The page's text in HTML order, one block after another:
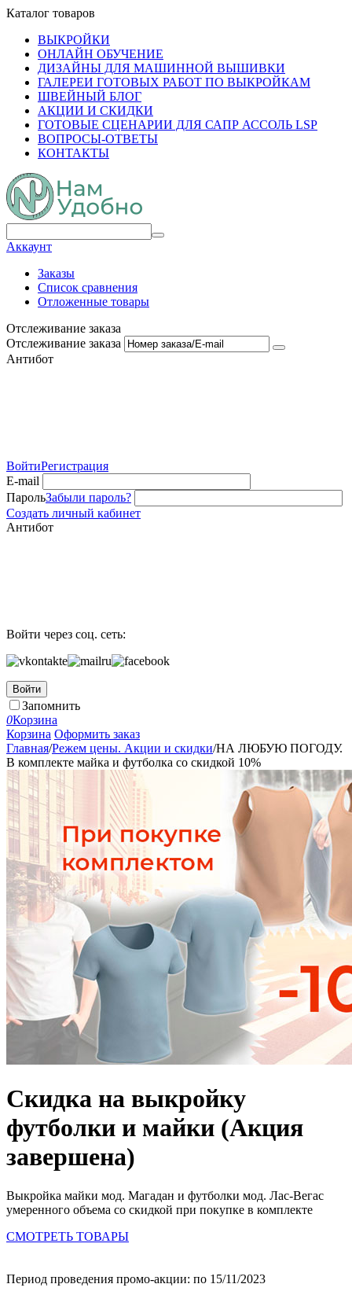
Каталог товаров
ВЫКРОЙКИ
ОНЛАЙН ОБУЧЕНИЕ
ДИЗАЙНЫ ДЛЯ МАШИННОЙ ВЫШИВКИ
ГАЛЕРЕИ ГОТОВЫХ РАБОТ ПО ВЫКРОЙКАМ
ШВЕЙНЫЙ БЛОГ
АКЦИИ И СКИДКИ
ГОТОВЫЕ СЦЕНАРИИ ДЛЯ САПР АССОЛЬ LSP
ВОПРОСЫ-ОТВЕТЫ
КОНТАКТЫ
Аккаунт
Заказы
Список сравнения
Отложенные товары
Отслеживание заказа
Отслеживание заказа
Антибот
ВойтиРегистрация
E-mail
ПарольЗабыли пароль?
Создать личный кабинет
Антибот
Войти через соц. сеть:
Войти
Запомнить
0Корзина
Корзина Оформить заказ
Главная/Режем цены. Акции и скидки/НА ЛЮБУЮ ПОГОДУ.
В комплекте майка и футболка со скидкой 10%
Скидка на выкройку
футболки и майки (Акция
завершена)
Выкройка майки мод. Магадан и футболки мод. Лас-Вегас
умеренного объема со скидкой при покупке в комплекте
СМОТРЕТЬ ТОВАРЫ
Период проведения промо-акции: по 15/11/2023